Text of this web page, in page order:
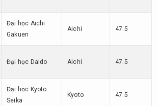
Đại học Aichi
Gakuen
Aichi 47.5
Đại học Daido Aichi 47.5
Đại học Kyoto
Seika
Kyoto 47.5